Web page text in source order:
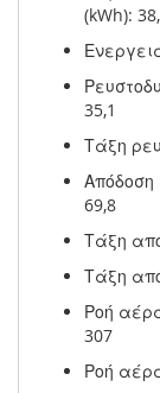
(kWh):
35,1
Τάξη
Απόδοση
69,8
Τάξη
Τάξη
Ροή
307
Ροή